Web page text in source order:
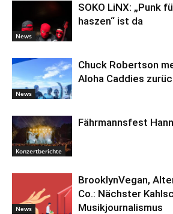
News
SOKO LiNX: „Punk
haszen“ ist da
News
Chuck Robertson
Aloha Caddies
Konzertberichte
Fährmannsfest
News
BrooklynVegan,
Co.: Nächster
Musikjournalismus